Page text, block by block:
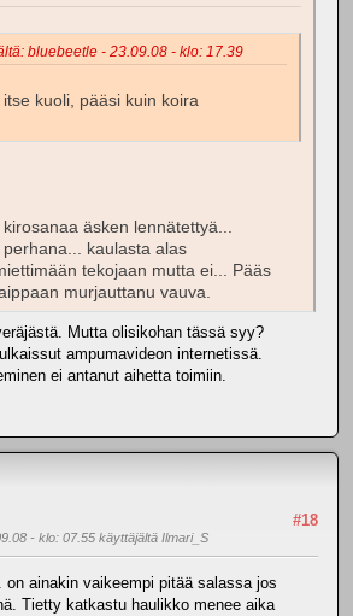
bluebeetle - 23.09.08 - klo: 17.39
kuoli, pääsi kuin koira
äsken lennätettyä...
kaulasta alas
tekojaan mutta ei... Pääs
murjauttanu vauva.
Mutta olisikohan tässä syy?
ampumavideon internetissä.
ei antanut aihetta toimiin.
#18
- klo: 07.55 käyttäjältä Ilmari_S
on ainakin vaikeempi pitää salassa jos
Tietty katkastu haulikko menee aika